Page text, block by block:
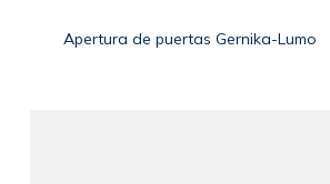
Apertura de puertas Gernika-Lumo